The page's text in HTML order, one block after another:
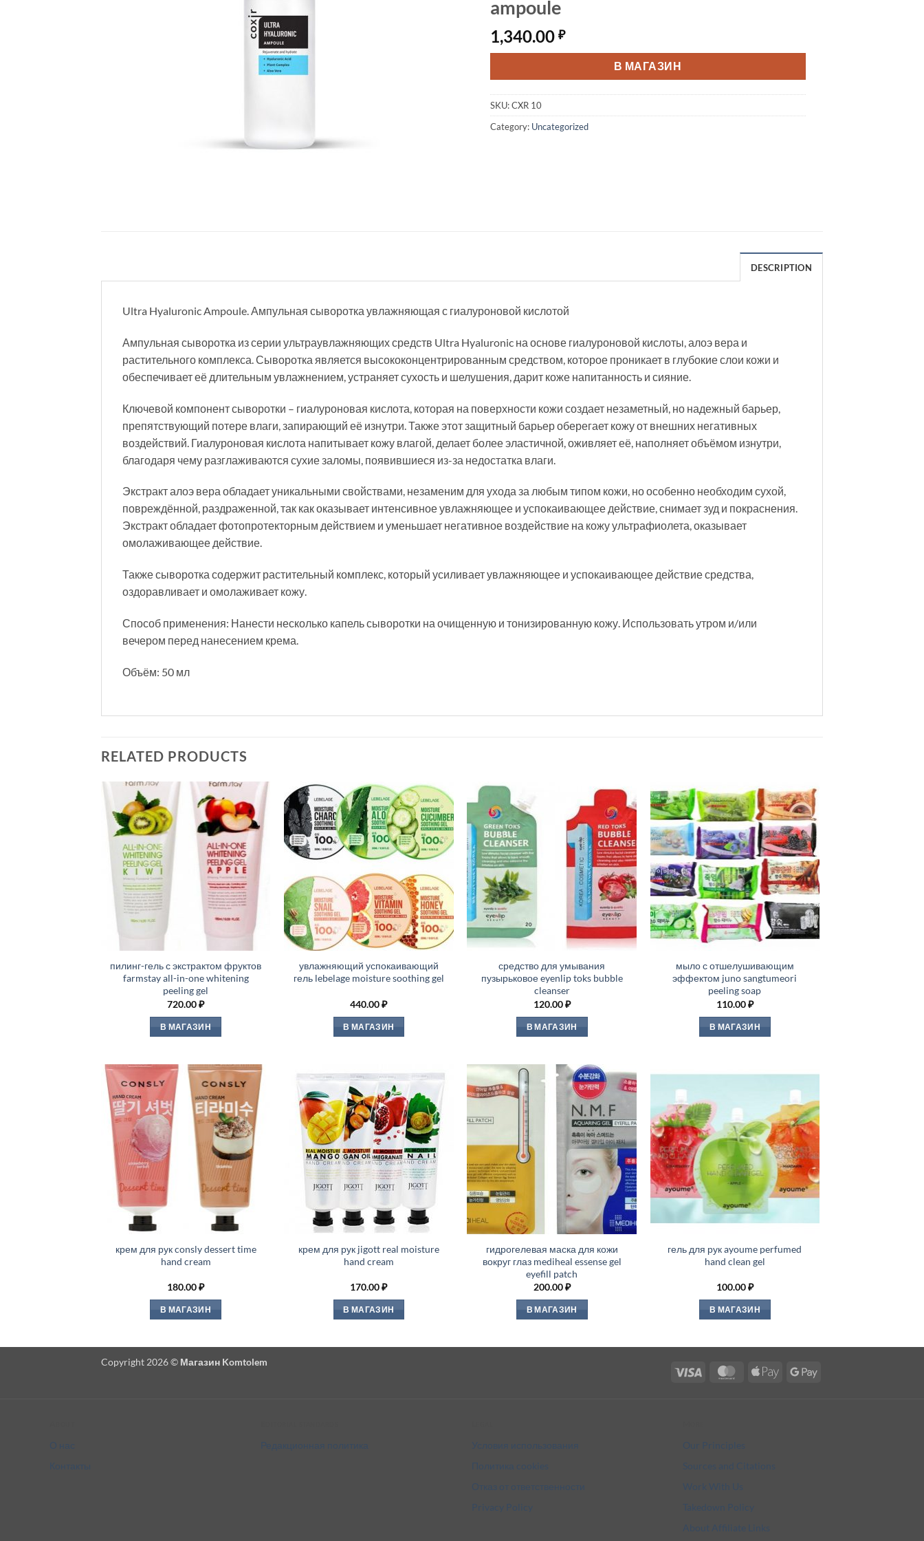
ampoule
1,340.00 ₽
В МАГАЗИН
SKU:CXR 10
Category: Uncategorized
DESCRIPTION
Ultra Hyaluronic Ampoule. Ампульная сыворотка увлажняющая с гиалуроновой кислотой
Ампульная сыворотка из серии ультраувлажняющих средств Ultra Hyaluronic на основе гиалуроновой кислоты, алоэ вера и
растительного комплекса. Сыворотка является высококонцентрированным средством, которое проникает в глубокие слои кожи и
обеспечивает её длительным увлажнением, устраняет сухость и шелушения, дарит коже напитанность и сияние.
Ключевой компонент сыворотки – гиалуроновая кислота, которая на поверхности кожи создает незаметный, но надежный барьер,
препятствующий потере влаги, запирающий её изнутри. Также этот защитный барьер оберегает кожу от внешних негативных
воздействий. Гиалуроновая кислота напитывает кожу влагой, делает более эластичной, оживляет её, наполняет объёмом изнутри,
благодаря чему разглаживаются сухие заломы, появившиеся из-за недостатка влаги.
Экстракт алоэ вера обладает уникальными свойствами, незаменим для ухода за любым типом кожи, но особенно необходим сухой,
повреждённой, раздраженной, так как оказывает интенсивное увлажняющее и успокаивающее действие, снимает зуд и покраснения.
Экстракт обладает фотопротекторным действием и уменьшает негативное воздействие на кожу ультрафиолета, оказывает
омолаживающее действие.
Также сыворотка содержит растительный комплекс, который усиливает увлажняющее и успокаивающее действие средства,
оздоравливает и омолаживает кожу.
Способ применения: Нанести несколько капель сыворотки на очищенную и тонизированную кожу. Использовать утром и/или
вечером перед нанесением крема.
Объём: 50 мл
RELATED PRODUCTS
пилинг-гель с экстрактом фруктов
farmstay all-in-one whitening
peeling gel
720.00₽
В МАГАЗИН
увлажняющий успокаивающий
гель lebelage moisture soothing gel
440.00₽
В МАГАЗИН
средство для умывания
пузырьковое eyenlip toks bubble
cleanser
120.00₽
В МАГАЗИН
мыло с отшелушивающим
эффектом juno sangtumeori
peeling soap
110.00₽
В МАГАЗИН
крем для рук consly dessert time
hand cream
180.00₽
В МАГАЗИН
крем для рук jigott real moisture
hand cream
170.00₽
В МАГАЗИН
гидрогелевая маска для кожи
вокруг глаз mediheal essense gel
eyefill patch
200.00₽
В МАГАЗИН
гель для рук ayoume perfumed
hand clean gel
100.00₽
В МАГАЗИН
Visa MasterCardApple
Google
Copyright 2026 © Магазин Komtolem
О нас
Контакты
Редакционная политика
Условия использования
Политика cookies
Отказ от ответственности
Privacy Policy
Our Principles
Sources and Citations
Work With Us
Takedown Policy
About Affiliate Links